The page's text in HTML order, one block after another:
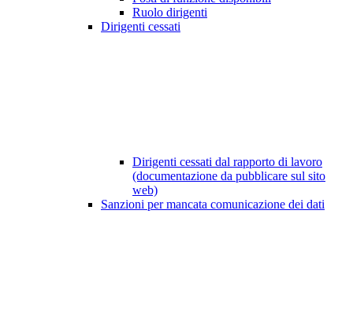
Ruolo dirigenti
Dirigenti cessati
Dirigenti cessati dal rapporto di lavoro
(documentazione da pubblicare sul sito
web)
Sanzioni per mancata comunicazione dei dati